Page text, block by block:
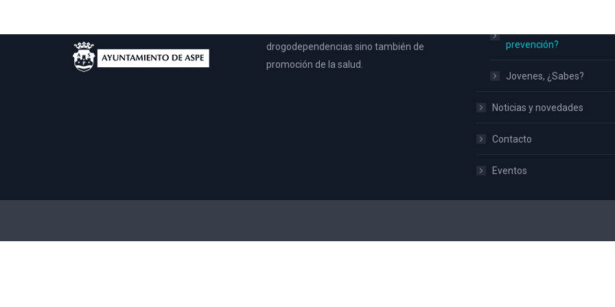
drogodependencias sino también de
promoción de la salud.
prevención?
Jovenes, ¿Sabes?
Noticias y novedades
Contacto
Eventos